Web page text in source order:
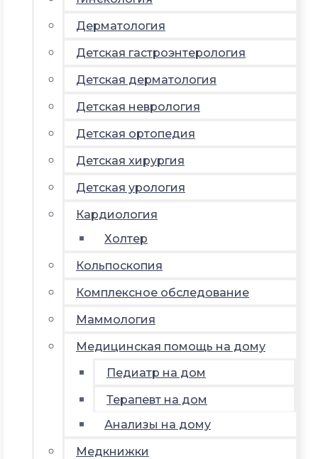
Дерматология
Детская гастроэнтерология
Детская дерматология
Детская неврология
Детская ортопедия
Детская хирургия
Детская урология
Кардиология
Холтер
Кольпоскопия
Комплексное обследование
Маммология
Медицинская помощь на дому
Педиатр на дом
Терапевт на дом
Анализы на дому
Медкнижки